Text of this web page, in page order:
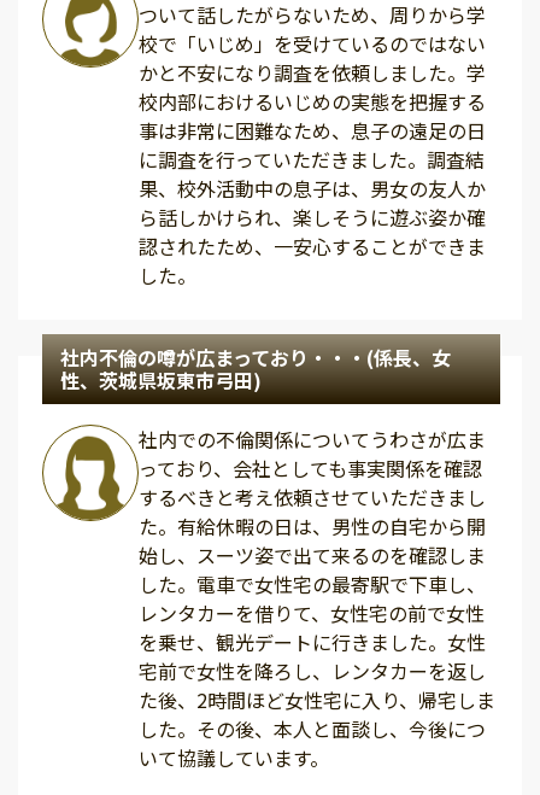
ついて話したがらないため、周りから学
校で「いじめ」を受けているのではない
かと不安になり調査を依頼しました。学
校内部におけるいじめの実態を把握する
事は非常に困難なため、息子の遠足の日
に調査を行っていただきました。調査結
果、校外活動中の息子は、男女の友人か
ら話しかけられ、楽しそうに遊ぶ姿か確
認されたため、一安心することができま
した。
社内不倫の噂が広まっており・・・(係長、女
性、茨城県坂東市弓田)
社内での不倫関係についてうわさが広ま
っており、会社としても事実関係を確認
するべきと考え依頼させていただきまし
た。有給休暇の日は、男性の自宅から開
始し、スーツ姿で出て来るのを確認しま
した。電車で女性宅の最寄駅で下車し、
レンタカーを借りて、女性宅の前で女性
を乗せ、観光デートに行きました。女性
宅前で女性を降ろし、レンタカーを返し
た後、2時間ほど女性宅に入り、帰宅しま
した。その後、本人と面談し、今後につ
いて協議しています。